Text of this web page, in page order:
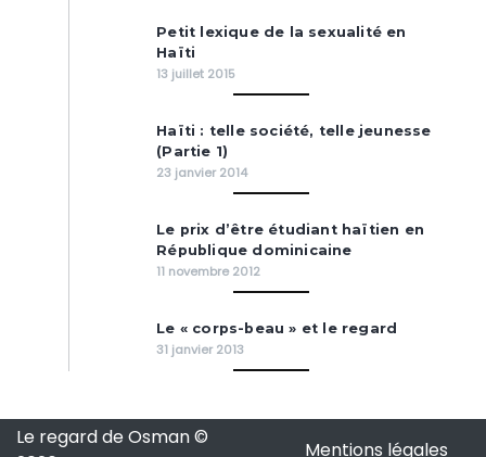
Petit lexique de la sexualité en
Haïti
13 juillet 2015
Haïti : telle société, telle jeunesse
(Partie 1)
23 janvier 2014
Le prix d’être étudiant haïtien en
République dominicaine
11 novembre 2012
Le « corps-beau » et le regard
31 janvier 2013
Le regard de Osman ©
Mentions légales